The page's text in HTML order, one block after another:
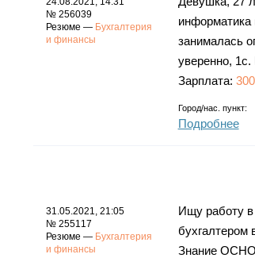
№ 256039
Резюме — Бухгалтерия
и финансы
информатика
занималась
уверенно,
Зарплата:
Город/нас. пункт:
Подробнее
31.05.2021, 21:05
№ 255117
Резюме — Бухгалтерия
и финансы
Ищу работу в
бухгалтером
Знание